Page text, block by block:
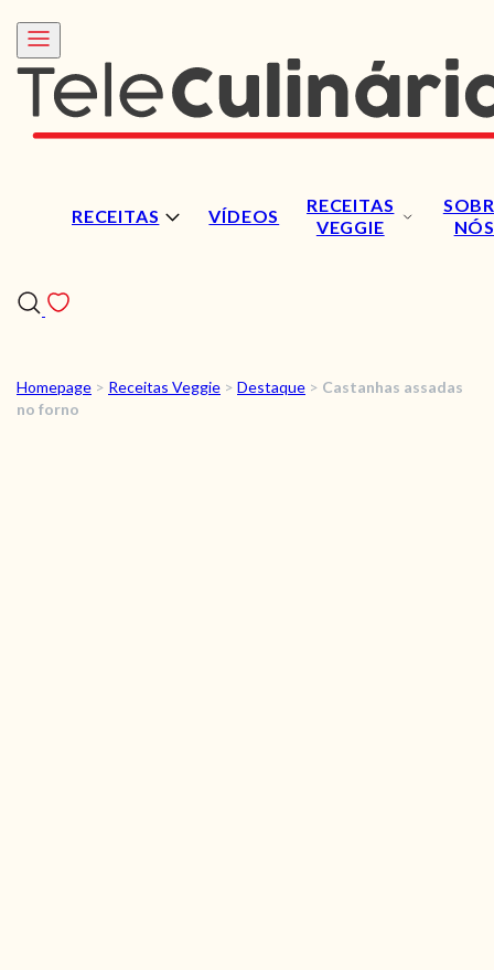
RECEITAS VÍDEOS
RECEITAS
VEGGIE
NÓS
RECEITAS
Homepage > Receitas Veggie > Destaque > Castanhas assadas
no forno